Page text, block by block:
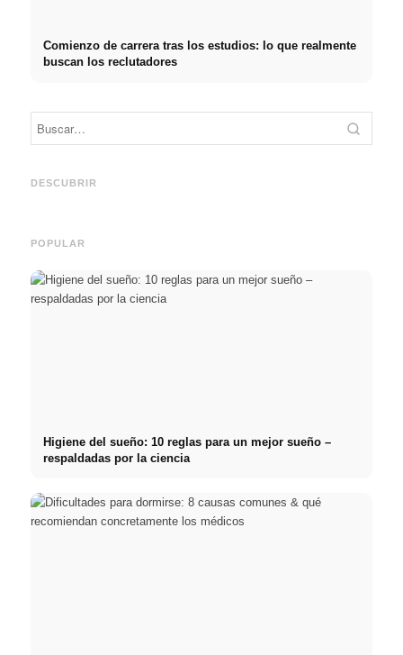
Comienzo de carrera tras los estudios: lo que realmente
buscan los reclutadores
DESCUBRIR
Práctica profesional en
y el camino directo hacia la
Financiar los estudios en
POPULAR
Higiene del sueño: 10 reglas para un mejor sueño –
respaldadas por la ciencia